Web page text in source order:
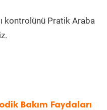
kontrolünü Pratik Araba
Bakım Faydaları